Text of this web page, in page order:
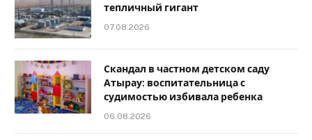
тепличный гигант
07.08.2026
Скандал в частном детском саду
Атырау: воспитательница с
судимостью избивала ребенка
06.08.2026